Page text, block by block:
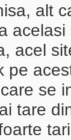
alt
acel
pe
se
tare